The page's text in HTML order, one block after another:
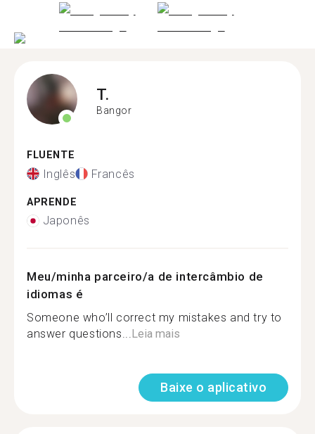
T.
Bangor
FLUENTE
Inglês Francês
APRENDE
Japonês
Meu/minha parceiro/a de intercâmbio de
idiomas é
Someone who’ll correct my mistakes and try to
answer questions...Leia mais
Baixe o aplicativo